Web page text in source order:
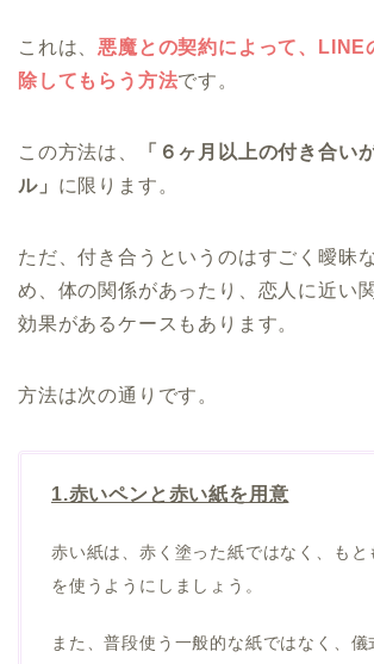
これは、 悪魔との契約によって、LINE
除してもらう方法です。
この方法は、
「６ヶ月以上の付き合い
ル」 に限ります。
ただ、付き合うというのはすごく曖昧
め、体の関係があったり、恋人に近い
効果があるケースもあります。
方法は次の通りです。
1.赤いペンと赤い紙を用意
赤い紙は、赤く塗った紙ではなく、もと
を使うようにしましょう。
また、普段使う一般的な紙ではなく、儀